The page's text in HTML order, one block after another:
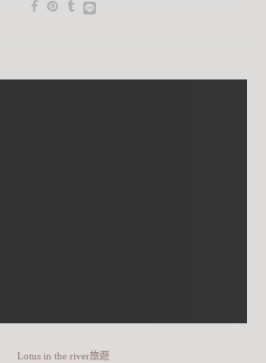
Lotus in the river旅遊